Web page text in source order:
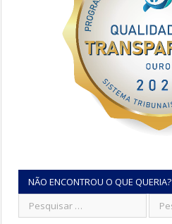
NÃO ENCONTROU O QUE QUERIA?